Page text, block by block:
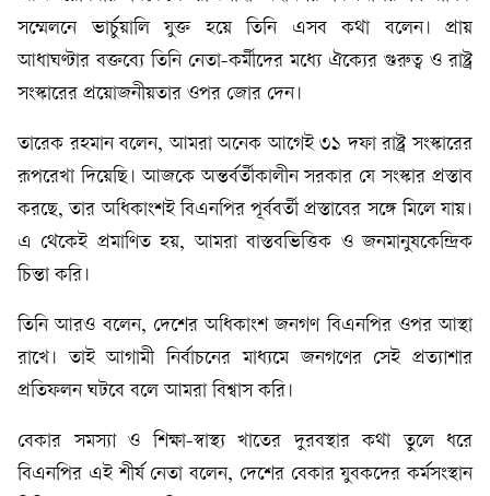
সম্মেলনে ভার্চুয়ালি যুক্ত হয়ে তিনি এসব কথা বলেন। প্রায়
আধাঘণ্টার বক্তব্যে তিনি নেতা-কর্মীদের মধ্যে ঐক্যের গুরুত্ব ও রাষ্ট্র
সংস্কারের প্রয়োজনীয়তার ওপর জোর দেন।
তারেক রহমান বলেন, আমরা অনেক আগেই ৩১ দফা রাষ্ট্র সংস্কারের
রূপরেখা দিয়েছি। আজকে অন্তর্বর্তীকালীন সরকার যে সংস্কার প্রস্তাব
করছে, তার অধিকাংশই বিএনপির পূর্ববর্তী প্রস্তাবের সঙ্গে মিলে যায়।
এ থেকেই প্রমাণিত হয়, আমরা বাস্তবভিত্তিক ও জনমানুষকেন্দ্রিক
চিন্তা করি।
তিনি আরও বলেন, দেশের অধিকাংশ জনগণ বিএনপির ওপর আস্থা
রাখে। তাই আগামী নির্বাচনের মাধ্যমে জনগণের সেই প্রত্যাশার
প্রতিফলন ঘটবে বলে আমরা বিশ্বাস করি।
বেকার সমস্যা ও শিক্ষা-স্বাস্থ্য খাতের দুরবস্থার কথা তুলে ধরে
বিএনপির এই শীর্ষ নেতা বলেন, দেশের বেকার যুবকদের কর্মসংস্থান